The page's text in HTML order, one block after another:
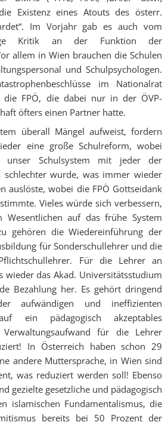
Existenz eines Atouts des österr.
Im Vorjahr gab es auch vom
Kritik an der Funktion der
allem in Wien brauchen die Schulen
und Schulpsychologen.
im Nationalrat
FPÖ, die dabei nur in der ÖVP-
öfters einen Partner hatte.
überall Mängel aufweist, fordern
eine große Schulreform, wobei
unser Schulsystem mit jeder der
schlechter wurde, was immer wieder
auslöste, wobei die FPÖ Gottseidank
Vieles würde sich verbessern,
auf das frühe System
gehören die Wiedereinführung der
für Sonderschullehrer und die
Für die Lehrer an
wieder das Akad. Universitätsstudium
Bezahlung her. Es gehört dringend
aufwändigen und ineffizienten
ein pädagogisch akzeptables
für die Lehrer
In Österreich haben schon 29
andere Muttersprache, in Wien sind
was reduziert werden soll! Ebenso
gezielte gesetzliche und pädagogisch
islamischen Fundamentalismus, die
bereits bei 50 Prozent der